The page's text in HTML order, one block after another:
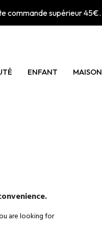
commande supérieur 45€.
ENFANT MAISON
are looking for